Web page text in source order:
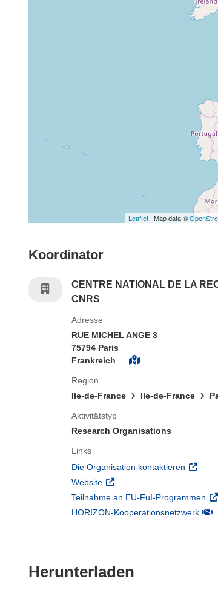
Leaflet | Map data ©
Koordinator
CENTRE NATIONAL DE LA
CNRS
Adresse
RUE MICHEL ANGE 3
75794 Paris
Frankreich
Region
Ile-de-France
Ile-de-France
Aktivitätstyp
Research Organisations
Links
Die Organisation kontaktieren (öffnet
Website (öffnet in neuem Fenster)
Teilnahme an EU-FuI-Programmen
HORIZON-Kooperationsnetzwerk
Herunterladen